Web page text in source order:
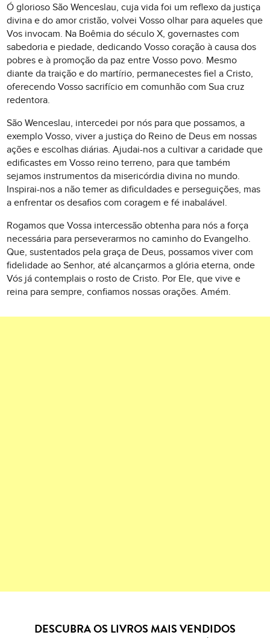
Ó glorioso São Wenceslau, cuja vida foi um reflexo da justiça
divina e do amor cristão, volvei Vosso olhar para aqueles que
Vos invocam. Na Boêmia do século X, governastes com
sabedoria e piedade, dedicando Vosso coração à causa dos
pobres e à promoção da paz entre Vosso povo. Mesmo
diante da traição e do martírio, permanecestes fiel a Cristo,
oferecendo Vosso sacrifício em comunhão com Sua cruz
redentora.
São Wenceslau, intercedei por nós para que possamos, a
exemplo Vosso, viver a justiça do Reino de Deus em nossas
ações e escolhas diárias. Ajudai-nos a cultivar a caridade que
edificastes em Vosso reino terreno, para que também
sejamos instrumentos da misericórdia divina no mundo.
Inspirai-nos a não temer as dificuldades e perseguições, mas
a enfrentar os desafios com coragem e fé inabalável.
Rogamos que Vossa intercessão obtenha para nós a força
necessária para perseverarmos no caminho do Evangelho.
Que, sustentados pela graça de Deus, possamos viver com
fidelidade ao Senhor, até alcançarmos a glória eterna, onde
Vós já contemplais o rosto de Cristo. Por Ele, que vive e
reina para sempre, confiamos nossas orações. Amém.
DESCUBRA OS LIVROS MAIS VENDIDOS